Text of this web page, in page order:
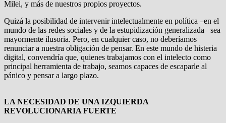
Milei, y más de nuestros propios proyectos.
Quizá la posibilidad de intervenir intelectualmente en política –en el
mundo de las redes sociales y de la estupidización generalizada– sea
mayormente ilusoria. Pero, en cualquier caso, no deberíamos
renunciar a nuestra obligación de pensar. En este mundo de histeria
digital, convendría que, quienes trabajamos con el intelecto como
principal herramienta de trabajo, seamos capaces de escaparle al
pánico y pensar a largo plazo.
LA NECESIDAD DE UNA IZQUIERDA
REVOLUCIONARIA FUERTE